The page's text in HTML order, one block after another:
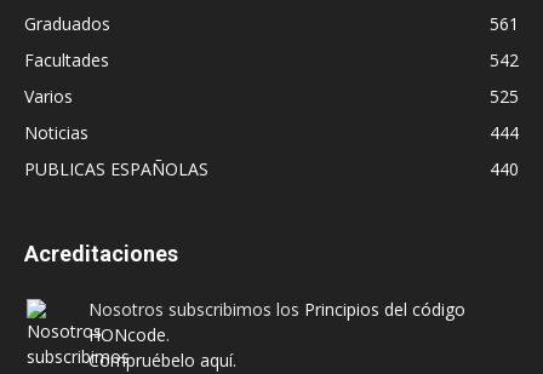
Graduados
561
Facultades
542
Varios
525
Noticias
444
PUBLICAS ESPAÑOLAS
440
Acreditaciones
Nosotros subscribimos los Principios del código
HONcode.
Compruébelo aquí.